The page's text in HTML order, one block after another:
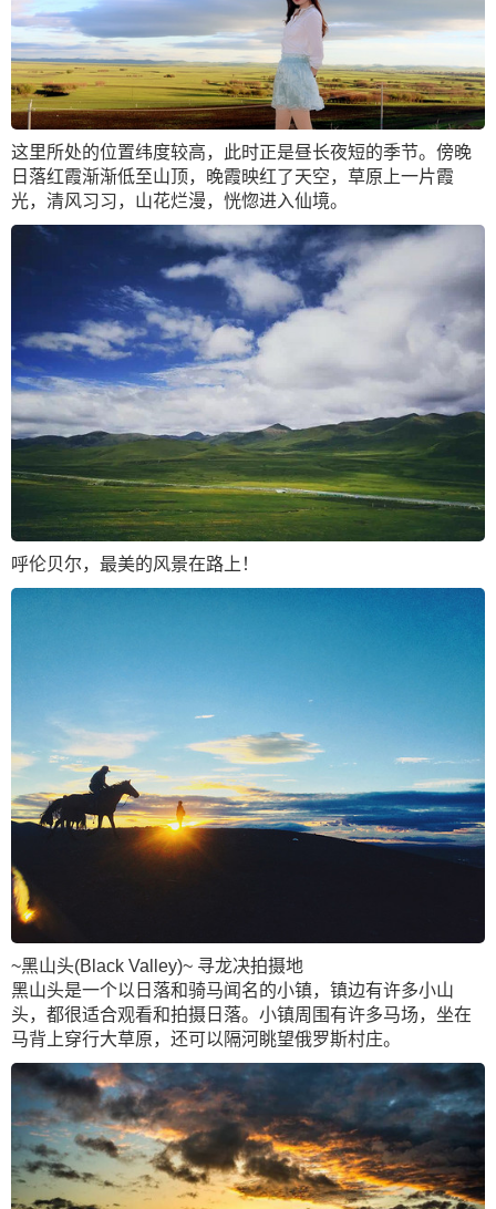
这里所处的位置纬度较高，此时正是昼长夜短的季节。傍晚
日落红霞渐渐低至山顶，晚霞映红了天空，草原上一片霞
光，清风习习，山花烂漫，恍惚进入仙境。
呼伦贝尔，最美的风景在路上！
~黑山头(Black Valley)~ 寻龙决拍摄地
黑山头是一个以日落和骑马闻名的小镇，镇边有许多小山
头，都很适合观看和拍摄日落。小镇周围有许多马场，坐在
马背上穿行大草原，还可以隔河眺望俄罗斯村庄。